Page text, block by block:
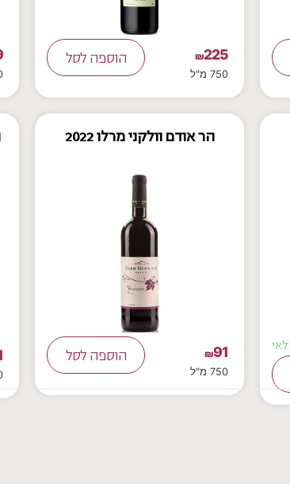
₪225
750 מ"ל
הוספה לסל
הר אודם וולקני מרלו 2022
₪91
750 מ"ל
הוספה לסל